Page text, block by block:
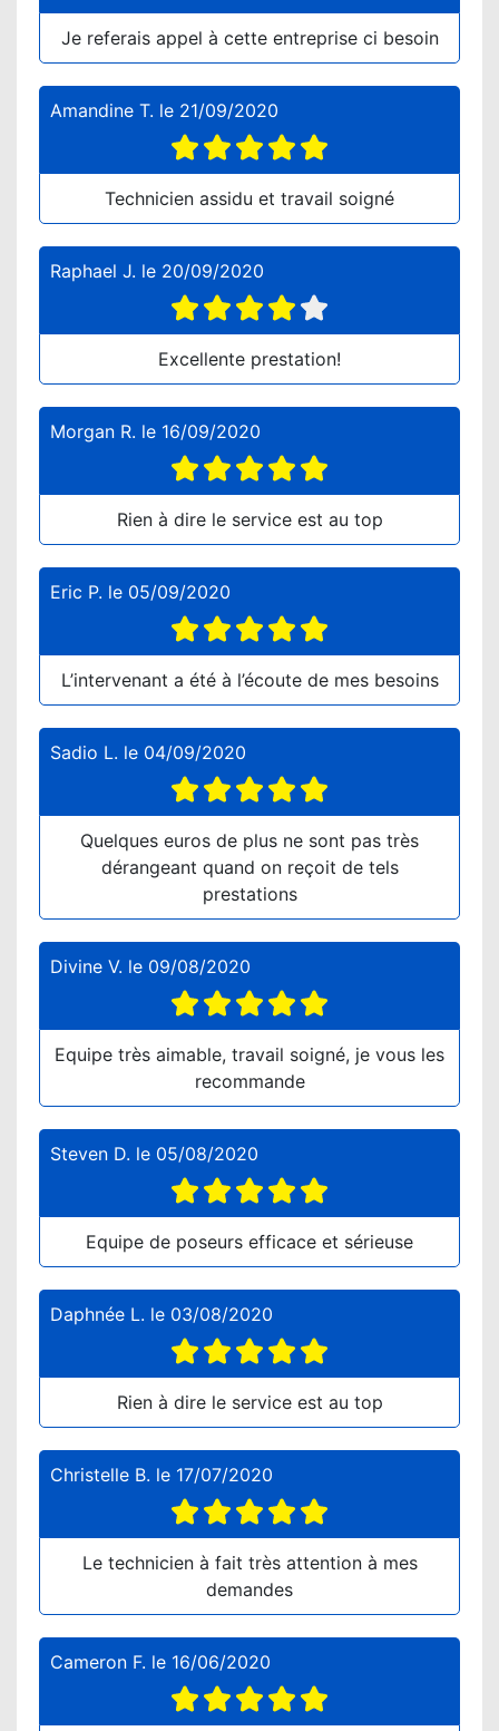
Je referais appel à cette entreprise ci besoin
Amandine T. le 21/09/2020
Technicien assidu et travail soigné
Raphael J. le 20/09/2020
Excellente prestation!
Morgan R. le 16/09/2020
Rien à dire le service est au top
Eric P. le 05/09/2020
L’intervenant a été à l’écoute de mes besoins
Sadio L. le 04/09/2020
Quelques euros de plus ne sont pas très
dérangeant quand on reçoit de tels
prestations
Divine V. le 09/08/2020
Equipe très aimable, travail soigné, je vous les
recommande
Steven D. le 05/08/2020
Equipe de poseurs efficace et sérieuse
Daphnée L. le 03/08/2020
Rien à dire le service est au top
Christelle B. le 17/07/2020
Le technicien à fait très attention à mes
demandes
Cameron F. le 16/06/2020